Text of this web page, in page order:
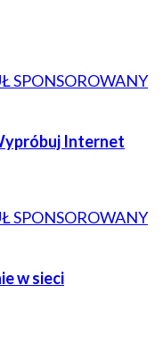
SPONSOROWANY
Internet
SPONSOROWANY
w sieci